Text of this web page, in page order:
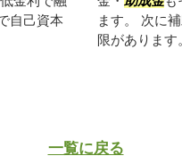
自己資本
ます。 次に補
限があります
一覧に戻る